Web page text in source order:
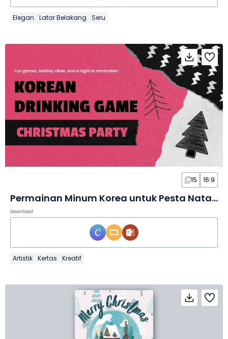
Elegan Latar Belakang Seru
15 16:9
Permainan Minum Korea untuk Pesta Natal dalam Slide
Download
Artistik Kertas Kreatif